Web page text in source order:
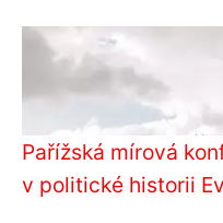
Pařížská mírová
v politické historii